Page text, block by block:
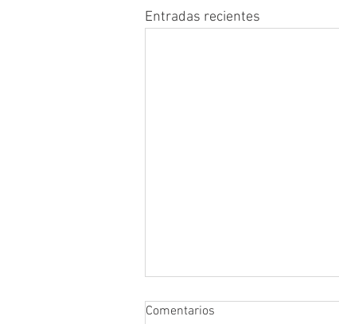
Entradas recientes
Comentarios